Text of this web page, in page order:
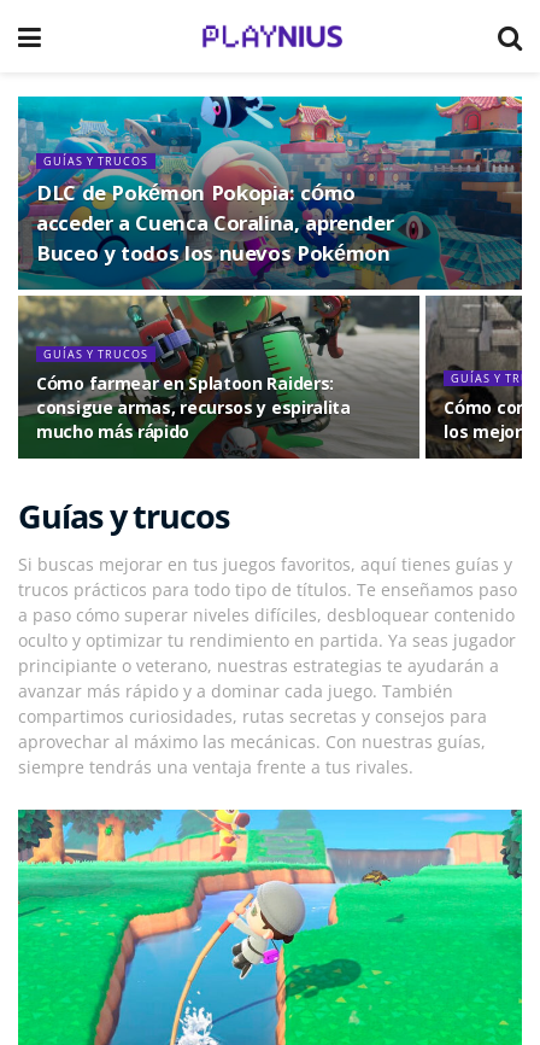
GUÍAS Y TRUCOS
DLC de Pokémon Pokopia: cómo
acceder a Cuenca Coralina, aprender
Buceo y todos los nuevos Pokémon
GUÍAS Y TRUCOS
Cómo farmear en Splatoon Raiders:
consigue armas, recursos y espiralita
mucho más rápido
GUÍAS Y
Cómo
los
Guías y trucos
Si buscas mejorar en tus juegos favoritos, aquí tienes guías y
trucos prácticos para todo tipo de títulos. Te enseñamos paso
a paso cómo superar niveles difíciles, desbloquear contenido
oculto y optimizar tu rendimiento en partida. Ya seas jugador
principiante o veterano, nuestras estrategias te ayudarán a
avanzar más rápido y a dominar cada juego. También
compartimos curiosidades, rutas secretas y consejos para
aprovechar al máximo las mecánicas. Con nuestras guías,
siempre tendrás una ventaja frente a tus rivales.